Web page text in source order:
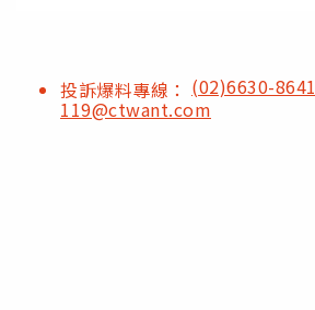
投訴爆料專線： (02)6630-8641
119@ctwant.com